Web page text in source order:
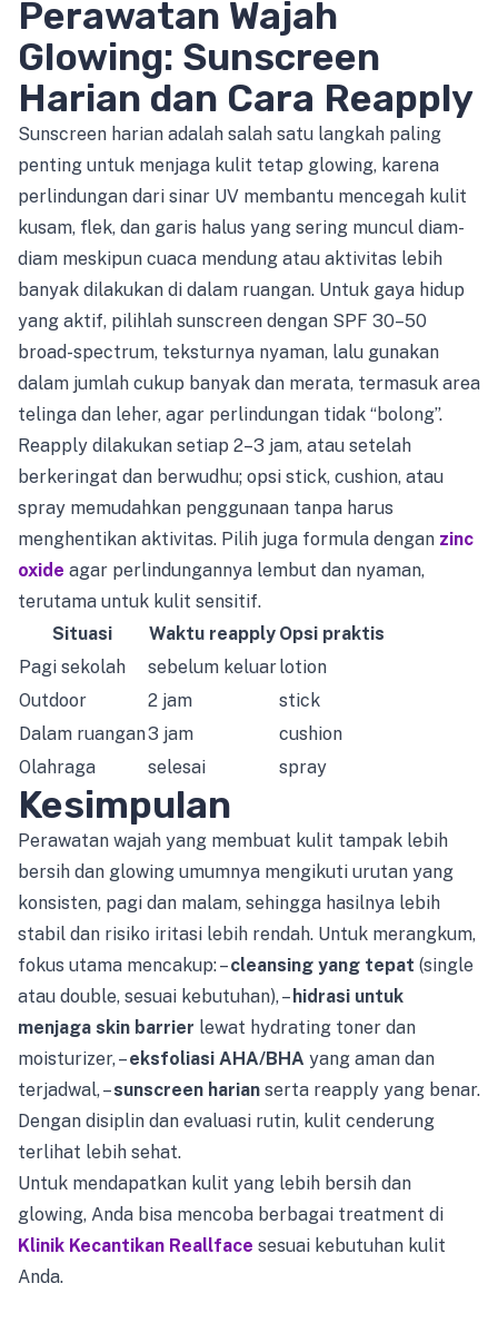
Perawatan Wajah
Glowing: Sunscreen
Harian dan Cara Reapply
Sunscreen harian adalah salah satu langkah paling
penting untuk menjaga kulit tetap glowing, karena
perlindungan dari sinar UV membantu mencegah kulit
kusam, flek, dan garis halus yang sering muncul diam-
diam meskipun cuaca mendung atau aktivitas lebih
banyak dilakukan di dalam ruangan. Untuk gaya hidup
yang aktif, pilihlah sunscreen dengan SPF 30–50
broad-spectrum, teksturnya nyaman, lalu gunakan
dalam jumlah cukup banyak dan merata, termasuk area
telinga dan leher, agar perlindungan tidak “bolong”.
Reapply dilakukan setiap 2–3 jam, atau setelah
berkeringat dan berwudhu; opsi stick, cushion, atau
spray memudahkan penggunaan tanpa harus
menghentikan aktivitas. Pilih juga formula dengan zinc
oxide agar perlindungannya lembut dan nyaman,
terutama untuk kulit sensitif.
Situasi
Waktu reapply Opsi praktis
Pagi sekolah
sebelum keluarlotion
Outdoor
2 jam
stick
Dalam ruangan3 jam
cushion
Olahraga
selesai spray
Kesimpulan
Perawatan wajah yang membuat kulit tampak lebih
bersih dan glowing umumnya mengikuti urutan yang
konsisten, pagi dan malam, sehingga hasilnya lebih
stabil dan risiko iritasi lebih rendah. Untuk merangkum,
fokus utama mencakup: –cleansing yang tepat (single
atau double, sesuai kebutuhan), – hidrasi untuk
menjaga skin barrier lewat hydrating toner dan
moisturizer, –eksfoliasi AHA/BHA yang aman dan
terjadwal, –sunscreen harian serta reapply yang benar.
Dengan disiplin dan evaluasi rutin, kulit cenderung
terlihat lebih sehat.
Untuk mendapatkan kulit yang lebih bersih dan
glowing, Anda bisa mencoba berbagai treatment di
Klinik Kecantikan Reallface sesuai kebutuhan kulit
Anda.